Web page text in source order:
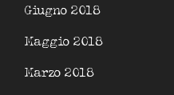
Giugno 2018
Maggio 2018
Marzo 2018